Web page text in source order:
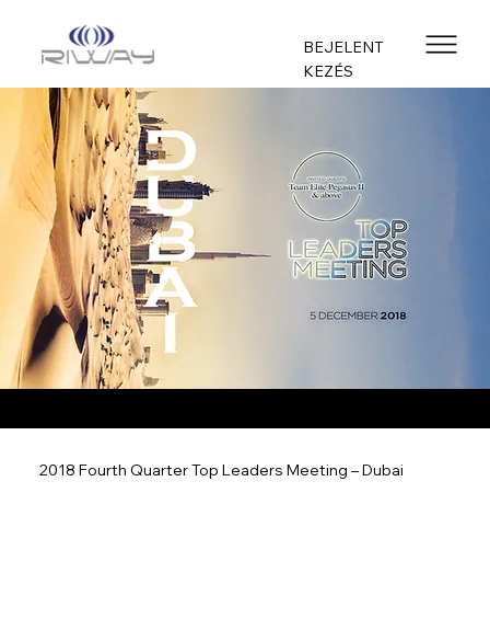
BEJELENT
KEZÉS
2018 Fourth Quarter Top Leaders Meeting – Dubai